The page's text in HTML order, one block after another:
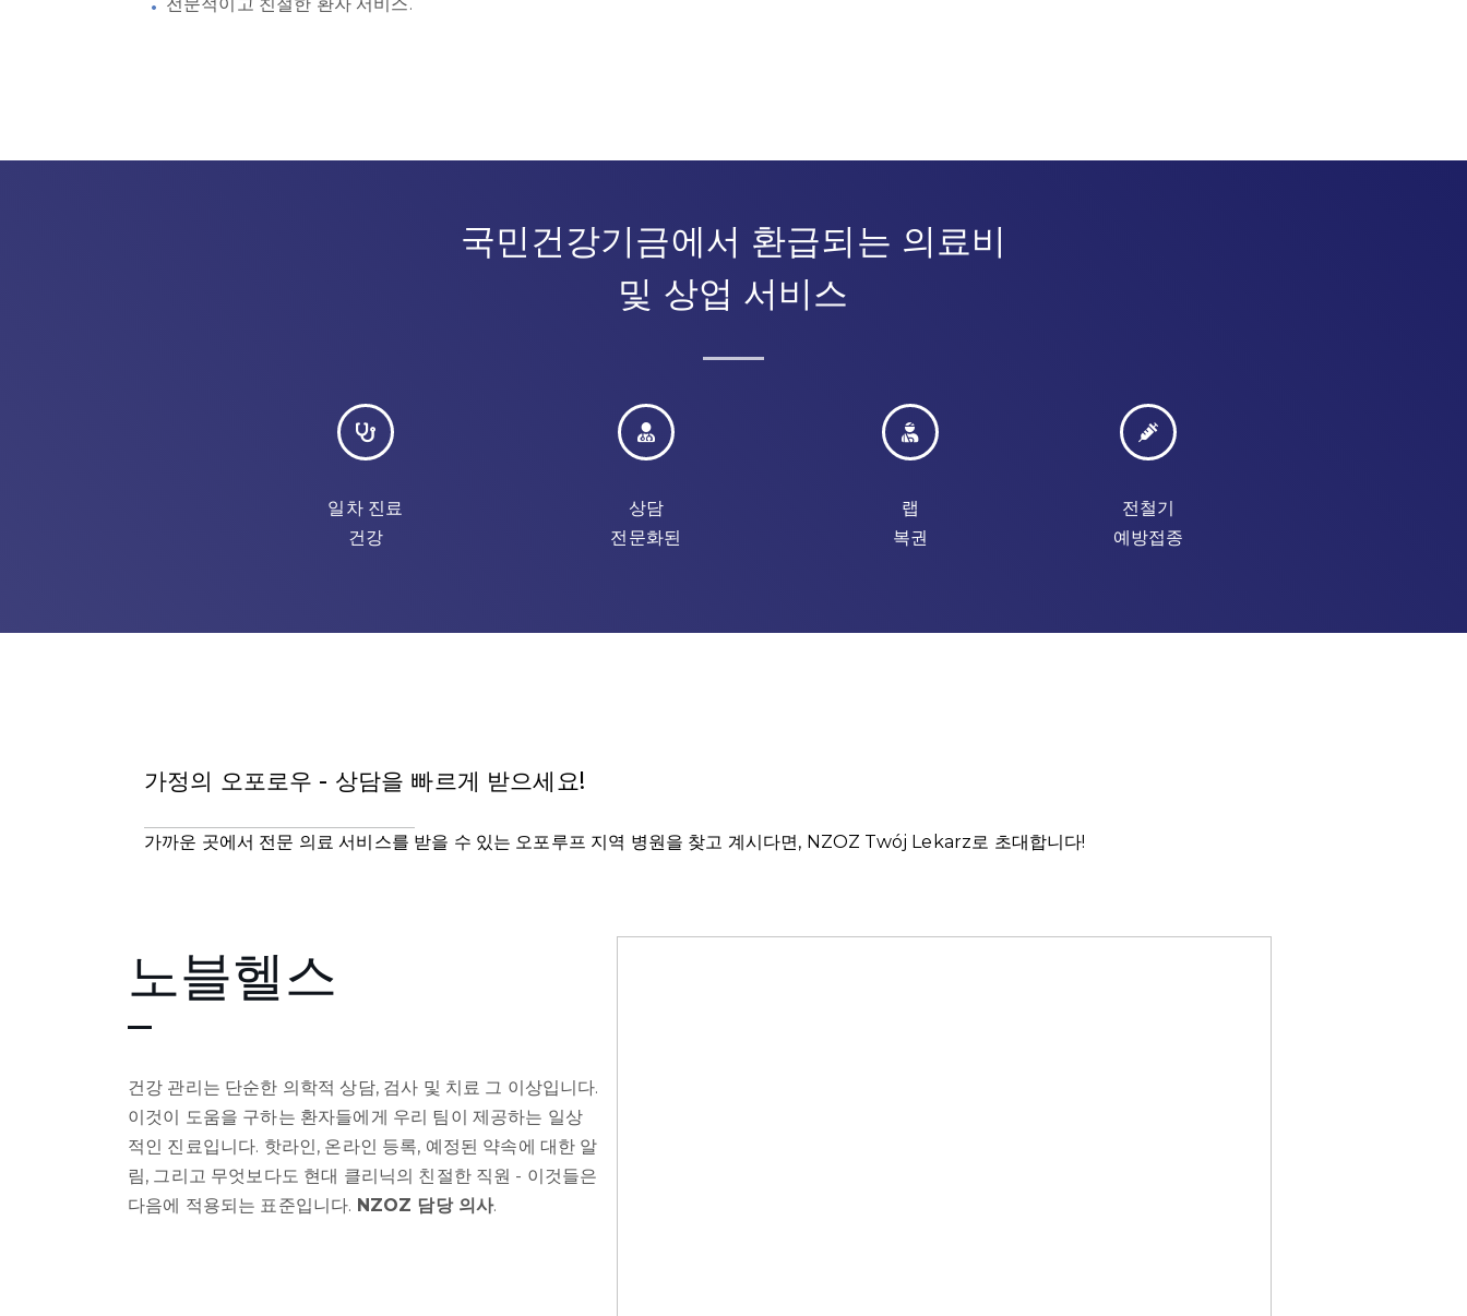
국민건강기금에서 환급되는 의료비
및 상업 서비스
일차 진료
건강
상담
전문화된
랩
복권
전철기
예방접종
가정의 오포로우 - 상담을 빠르게 받으세요!
가까운 곳에서 전문 의료 서비스를 받을 수 있는 오포루프 지역 병원을 찾고 계시다면, NZOZ Twój Lekarz로 초대합니다!
노블헬스
건강 관리는 단순한 의학적 상담, 검사 및 치료 그 이상입니다.
이것이 도움을 구하는 환자들에게 우리 팀이 제공하는 일상
적인 진료입니다. 핫라인, 온라인 등록, 예정된 약속에 대한 알
림, 그리고 무엇보다도 현대 클리닉의 친절한 직원 - 이것들은
다음에 적용되는 표준입니다. NZOZ 담당 의사.